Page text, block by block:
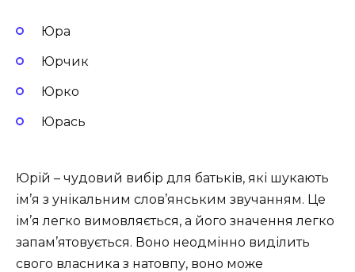
Юра
Юрчик
Юрко
Юрась
Юрій – чудовий вибір для батьків, які шукають
ім’я з унікальним слов’янським звучанням. Це
ім’я легко вимовляється, а його значення легко
запам’ятовується. Воно неодмінно виділить
свого власника з натовпу, воно може